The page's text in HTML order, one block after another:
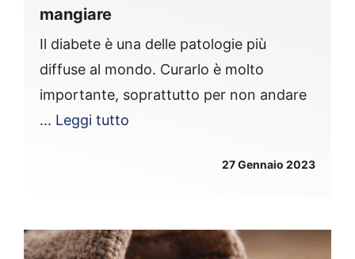
mangiare
Il diabete è una delle patologie più
diffuse al mondo. Curarlo è molto
importante, soprattutto per non andare
... Leggi tutto
27 Gennaio 2023